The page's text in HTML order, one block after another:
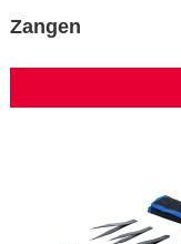
Zangen